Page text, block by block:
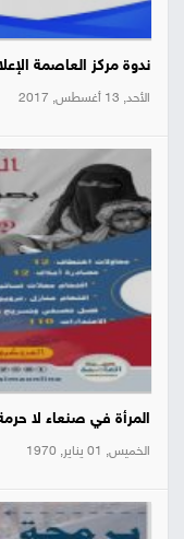
ندوة مركز العاصمة
الأحد, 13 أغسطس, 2017
المرأة في صنعاء لا
الخميس, 01 يناير, 1970